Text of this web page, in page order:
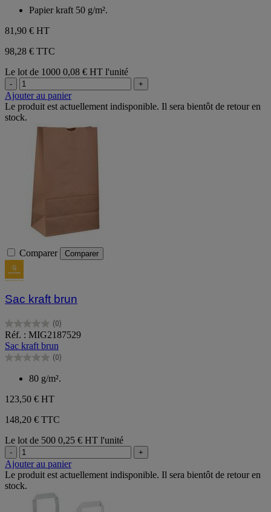
étoiles.
Papier kraft 50 g/m².
81,90 € HT
98,28 € TTC
Le lot de 1000 0,08 € HT l'unité
- +
Ajouter au panier
Le produit est actuellement indisponible. Il sera bientôt de retour en
stock.
Comparer Comparer
Sac kraft brun
(0)
0.0
sur
5
étoiles.
Réf. : MIG2187529
Sac kraft brun
(0)
0.0
étoiles.
80 g/m².
123,50 € HT
148,20 € TTC
Le lot de 500 0,25 € HT l'unité
- +
Ajouter au panier
Le produit est actuellement indisponible. Il sera bientôt de retour en
stock.